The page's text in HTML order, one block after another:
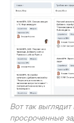
Вот так
просроченные